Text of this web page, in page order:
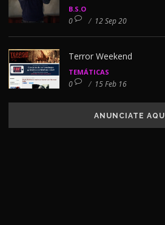
B.S.O
0 / 12 Sep 20
Terror Weekend
TEMÁTICAS
0 / 15 Feb 16
ANUNCIATE AQUÍ